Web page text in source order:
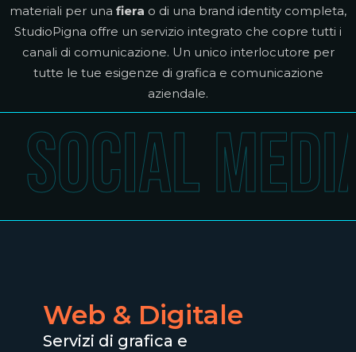
materiali per una fiera o di una brand identity completa,
StudioPigna offre un servizio integrato che copre tutti i
canali di comunicazione. Un unico interlocutore per
tutte le tue esigenze di grafica e comunicazione
aziendale.
MEDIA
Web & Digitale
Servizi di grafica e